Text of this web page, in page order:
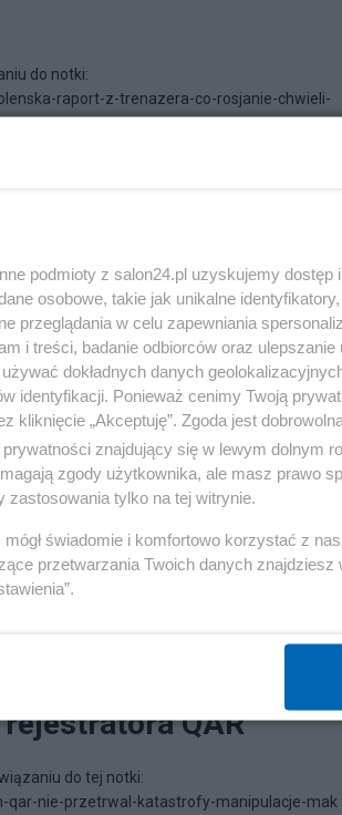
do notki:
raport-z-trenazera-co-rosjanie-chwieli-
QAR
do tej notki:
nie-przetrwal-katastrofy-manipulacje-mak
podmioty z salon24.pl uzyskujemy dostęp
osobowe, takie jak unikalne
przeglądania w celu zapewniania
i treści, badanie odbiorców oraz ulepszanie
dokładnych danych
identyfikacji. Ponieważ cenimy Twoją
kliknięcie „Akceptuję”. Zgoda jest
znajdujący się w lewym dolnym
zgody użytkownika, ale masz prawo
zastosowania tylko na tej witrynie.
świadomie i komfortowo korzystać z
przetwarzania Twoich danych znajdziesz